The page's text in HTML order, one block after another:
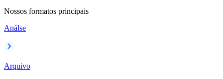
Nossos formatos principais
Análse
Arquivo